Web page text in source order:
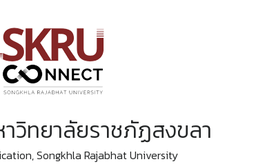
วิทยาลัยราชภัฏสงขลา
Songkhla Rajabhat University